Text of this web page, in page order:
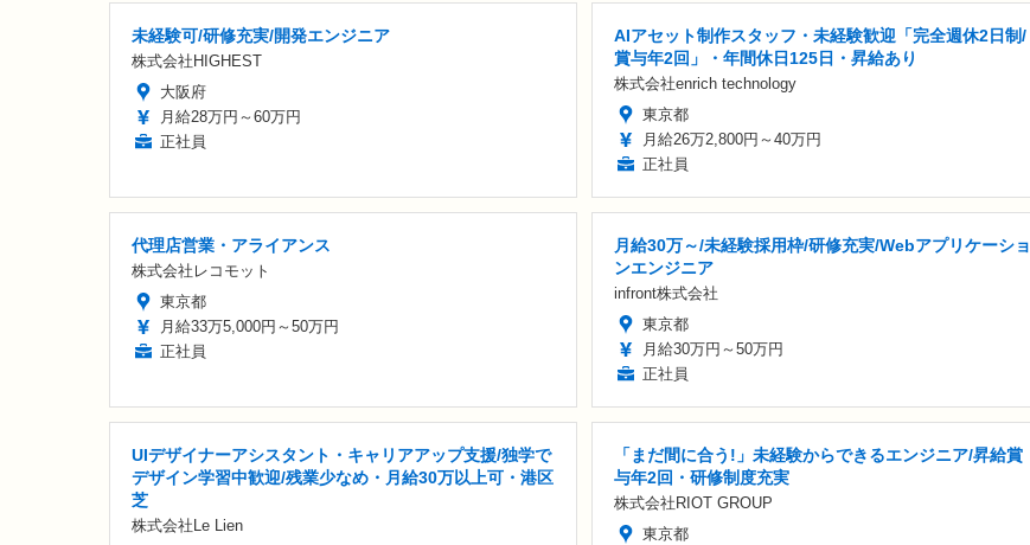
未経験可/研修充実/開発エンジニア
株式会社HIGHEST
大阪府
月給28万円～60万円
正社員
AIアセット制作スタッフ・未経験歓迎「完全週休2日制/
賞与年2回」・年間休日125日・昇給あり
株式会社enrich technology
東京都
月給26万2,800円～40万円
正社員
代理店営業・アライアンス
株式会社レコモット
東京都
月給33万5,000円～50万円
正社員
月給30万～/未経験採用枠/研修充実/Webアプリケーショ
ンエンジニア
infront株式会社
東京都
月給30万円～50万円
正社員
UIデザイナーアシスタント・キャリアアップ支援/独学で
デザイン学習中歓迎/残業少なめ・月給30万以上可・港区
芝
株式会社Le Lien
「まだ間に合う!」未経験からできるエンジニア/昇給賞
与年2回・研修制度充実
株式会社RIOT GROUP
東京都